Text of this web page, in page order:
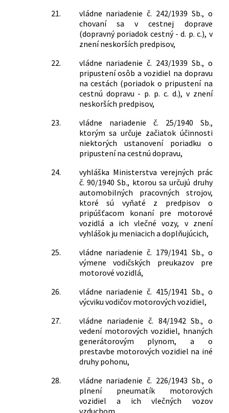
21.
vládne nariadenie č. 242/1939 Sb., o
chovaní sa v cestnej doprave
(dopravný poriadok cestný - d. p. c.), v
znení neskorších predpisov,
22.
vládne nariadenie č. 243/1939 Sb., o
pripustení osôb a vozidiel na dopravu
na cestách (poriadok o pripustení na
cestnú dopravu - p. p. c. d.), v znení
neskorších predpisov,
23.
vládne nariadenie č. 25/1940 Sb.,
ktorým sa určuje začiatok účinnosti
niektorých ustanovení poriadku o
pripustení na cestnú dopravu,
24.
vyhláška Ministerstva verejných prác
č. 90/1940 Sb., ktorou sa určujú druhy
automobilných pracovných strojov,
ktoré sú vyňaté z predpisov o
pripúšťacom konaní pre motorové
vozidlá a ich vlečné vozy, v znení
vyhlášok ju meniacich a doplňujúcich,
25.
vládne nariadenie č. 179/1941 Sb., o
výmene vodičských preukazov pre
motorové vozidlá,
26.
vládne nariadenie č. 415/1941 Sb., o
výcviku vodičov motorových vozidiel,
27.
vládne nariadenie č. 84/1942 Sb., o
vedení motorových vozidiel, hnaných
generátorovým plynom, a o
prestavbe motorových vozidiel na iné
druhy pohonu,
28.
vládne nariadenie č. 226/1943 Sb., o
plnení pneumatík motorových
vozidiel a ich vlečných vozov
vzduchom,